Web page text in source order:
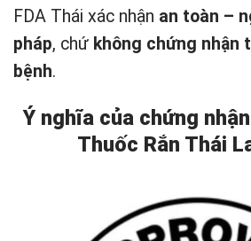
FDA Thái xác nhận an toàn –
pháp, chứ không chứng nhận
bệnh.
Ý nghĩa của chứng
Thuốc Rắn Thái